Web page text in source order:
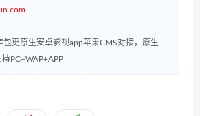
包更原生安卓影视app苹果CMS对接，原生
PC+WAP+APP